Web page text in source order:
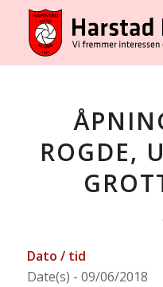
ROGDE,
Dato / tid
Date(s) - 09/06/2018